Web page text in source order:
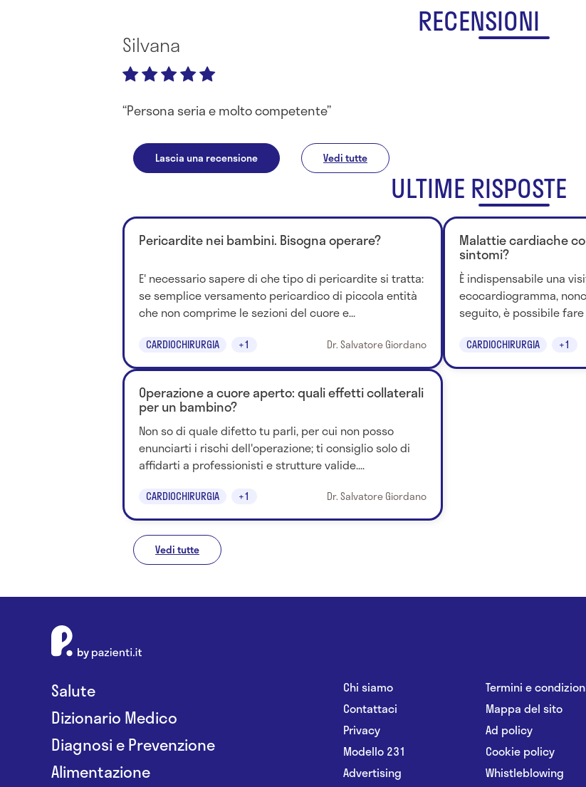
RECENSIONI
Silvana
Persona seria e molto competente
Lascia una recensione Vedi tutte
ULTIME RISPOSTE
Pericardite nei bambini. Bisogna operare?
E' necessario sapere di che tipo di pericardite si tratta:
se semplice versamento pericardico di piccola entità
che non comprime le sezioni del cuore e...
CARDIOCHIRURGIA +1 Dr. Salvatore Giordano
Malattie cardiache
sintomi?
È indispensabile una
ecocardiogramma,
seguito, è possibile
CARDIOCHIRURGIA +1
Operazione a cuore aperto: quali effetti collaterali
per un bambino?
Non so di quale difetto tu parli, per cui non posso
enunciarti i rischi dell'operazione; ti consiglio solo di
affidarti a professionisti e strutture valide....
CARDIOCHIRURGIA +1 Dr. Salvatore Giordano
Vedi tutte
Salute
Dizionario Medico
Diagnosi e Prevenzione
Alimentazione
Chi siamo
Contattaci
Privacy
Modello 231
Advertising
Termini e
Mappa del sito
Ad policy
Cookie policy
Whistleblowing